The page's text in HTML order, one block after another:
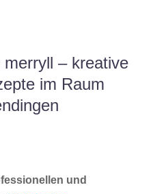
– kreative
im Raum
und